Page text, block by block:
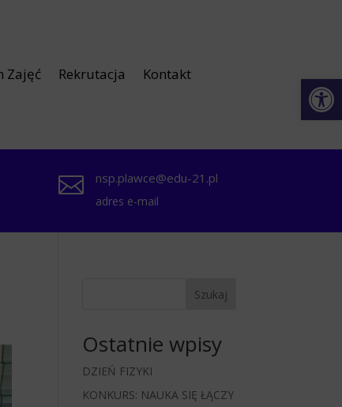
Zajęć Rekrutacja Kontakt
 nsp.plawce@edu-21.pl
adres e-mail
Szukaj
Ostatnie wpisy
DZIEŃ FIZYKI
KONKURS: NAUKA SIĘ ŁĄCZY